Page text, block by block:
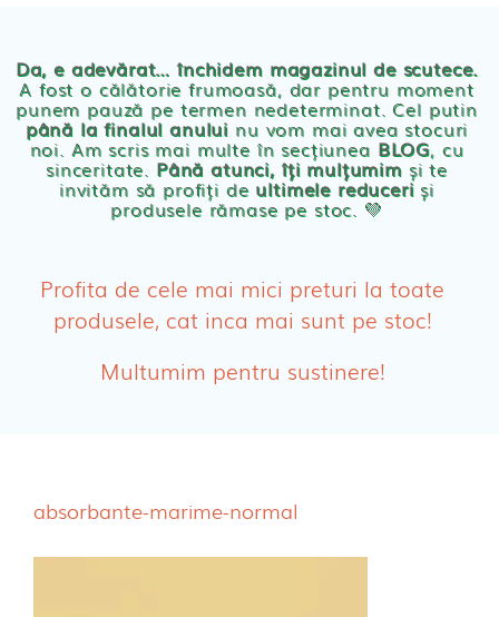
Servetele umede ecologice
Cosmetice BEBE
Olita Bio Naty
PRODUSE FEMEI
Absorbante Post-Natale
Absorbante Incontinenta Urinara
Da, e adevărat… închidem magazinul de scutece.
A fost o călătorie frumoasă, dar pentru moment
punem pauză pe termen nedeterminat. Cel putin
până la finalul anului nu vom mai avea stocuri
noi. Am scris mai multe în secțiunea BLOG, cu
sinceritate. Până atunci, îți mulțumimși te
invităm să profiți de ultimele reduceriși
produsele rămase pe stoc. 💛
Profita de cele mai mici preturi la toate
produsele, cat inca mai sunt pe stoc!
Multumim pentru sustinere!
absorbante-marime-normal